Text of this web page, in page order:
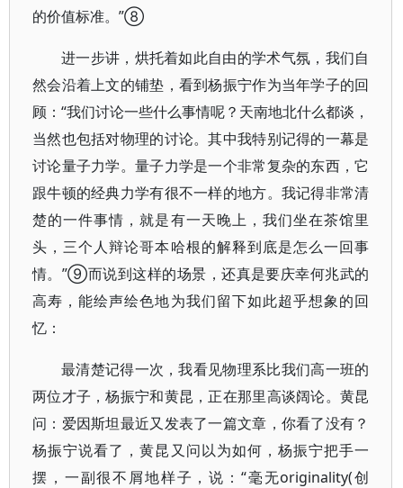
的价值标准。”⑧
进一步讲，烘托着如此自由的学术气氛，我们自
然会沿着上文的铺垫，看到杨振宁作为当年学子的回
顾：“我们讨论一些什么事情呢？天南地北什么都谈，
当然也包括对物理的讨论。其中我特别记得的一幕是
讨论量子力学。量子力学是一个非常复杂的东西，它
跟牛顿的经典力学有很不一样的地方。我记得非常清
楚的一件事情，就是有一天晚上，我们坐在茶馆里
头，三个人辩论哥本哈根的解释到底是怎么一回事
情。”⑨而说到这样的场景，还真是要庆幸何兆武的
高寿，能绘声绘色地为我们留下如此超乎想象的回
忆：
最清楚记得一次，我看见物理系比我们高一班的
两位才子，杨振宁和黄昆，正在那里高谈阔论。黄昆
问：爱因斯坦最近又发表了一篇文章，你看了没有？
杨振宁说看了，黄昆又问以为如何，杨振宁把手一
摆，一副很不屑地样子，说：“毫无originality(创